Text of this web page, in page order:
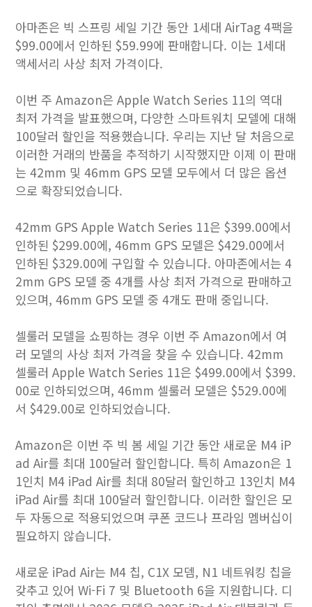
아마존은 빅 스프링 세일 기간 동안 1세대 AirTag 4팩을
$99.00에서 인하된 $59.99에 판매합니다. 이는 1세대
액세서리 사상 최저 가격이다.
이번 주 Amazon은 Apple Watch Series 11의 역대
최저 가격을 발표했으며, 다양한 스마트워치 모델에 대해
100달러 할인을 적용했습니다. 우리는 지난 달 처음으로
이러한 거래의 반품을 추적하기 시작했지만 이제 이 판매
는 42mm 및 46mm GPS 모델 모두에서 더 많은 옵션
으로 확장되었습니다.
42mm GPS Apple Watch Series 11은 $399.00에서
인하된 $299.00에, 46mm GPS 모델은 $429.00에서
인하된 $329.00에 구입할 수 있습니다. 아마존에서는 4
2mm GPS 모델 중 4개를 사상 최저 가격으로 판매하고
있으며, 46mm GPS 모델 중 4개도 판매 중입니다.
셀룰러 모델을 쇼핑하는 경우 이번 주 Amazon에서 여
러 모델의 사상 최저 가격을 찾을 수 있습니다. 42mm
셀룰러 Apple Watch Series 11은 $499.00에서 $399.
00로 인하되었으며, 46mm 셀룰러 모델은 $529.00에
서 $429.00로 인하되었습니다.
Amazon은 이번 주 빅 봄 세일 기간 동안 새로운 M4 iP
ad Air를 최대 100달러 할인합니다. 특히 Amazon은 1
1인치 M4 iPad Air를 최대 80달러 할인하고 13인치 M4
iPad Air를 최대 100달러 할인합니다. 이러한 할인은 모
두 자동으로 적용되었으며 쿠폰 코드나 프라임 멤버십이
필요하지 않습니다.
새로운 iPad Air는 M4 칩, C1X 모뎀, N1 네트워킹 칩을
갖추고 있어 Wi-Fi 7 및 Bluetooth 6을 지원합니다. 디